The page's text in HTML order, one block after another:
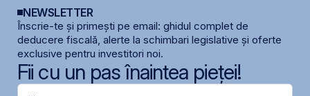
NEWSLETTER
Înscrie-te și primești pe email: ghidul complet de
deducere fiscală, alerte la schimbari legislative și oferte
exclusive pentru investitori noi.
Fii cu un pas înaintea pieței!